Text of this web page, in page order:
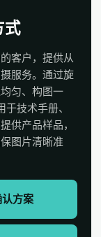
式
客户，提供从
服务。通过旋
匀、构图一
技术手册、
供产品样品，
图片清晰准
认方案